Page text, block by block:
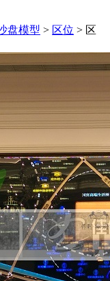
盘模型 > 区位 > 区